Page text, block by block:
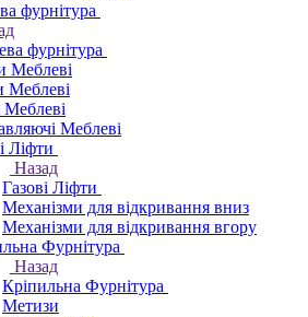
фурнітура
фурнітура
Меблеві
Меблеві
Меблеві
Меблеві
Ліфти
Назад
Газові Ліфти
Механізми для відкривання вниз
Механізми для відкривання вгору
Фурнітура
Назад
Кріпильна Фурнітура
Метизи